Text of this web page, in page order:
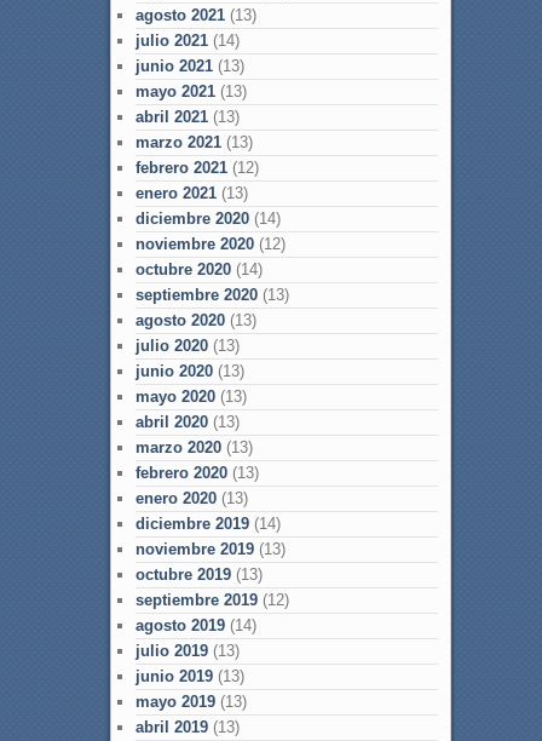
agosto 2021(13)
julio 2021(14)
junio 2021(13)
mayo 2021(13)
abril 2021(13)
marzo 2021(13)
febrero 2021(12)
enero 2021(13)
diciembre 2020(14)
noviembre 2020(12)
octubre 2020(14)
septiembre 2020(13)
agosto 2020(13)
julio 2020(13)
junio 2020(13)
mayo 2020(13)
abril 2020(13)
marzo 2020(13)
febrero 2020(13)
enero 2020(13)
diciembre 2019(14)
noviembre 2019(13)
octubre 2019(13)
septiembre 2019(12)
agosto 2019(14)
julio 2019(13)
junio 2019(13)
mayo 2019(13)
abril 2019(13)